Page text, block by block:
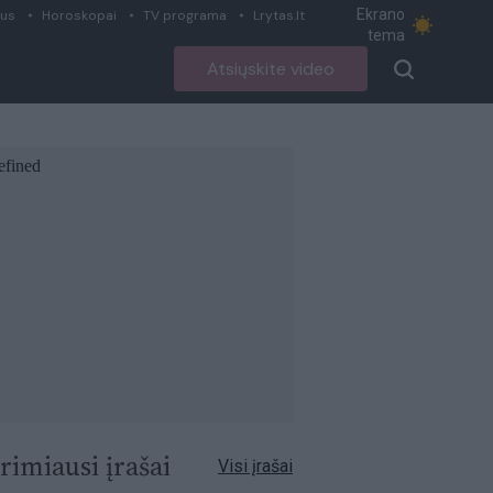
Horoskopai TV programa Lrytas.lt
Ekrano
tema
Atsiųskite video
įrašai Visi įrašai